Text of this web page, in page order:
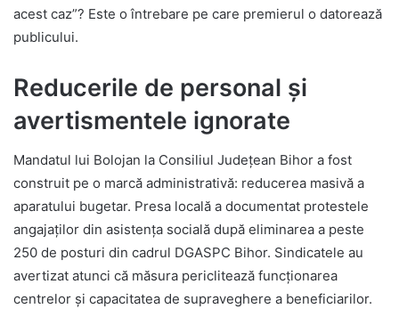
acest caz”? Este o întrebare pe care premierul o datorează
publicului.
Reducerile de personal și
avertismentele ignorate
Mandatul lui Bolojan la Consiliul Județean Bihor a fost
construit pe o marcă administrativă: reducerea masivă a
aparatului bugetar. Presa locală a documentat protestele
angajaților din asistența socială după eliminarea a peste
250 de posturi din cadrul DGASPC Bihor. Sindicatele au
avertizat atunci că măsura periclitează funcționarea
centrelor și capacitatea de supraveghere a beneficiarilor.